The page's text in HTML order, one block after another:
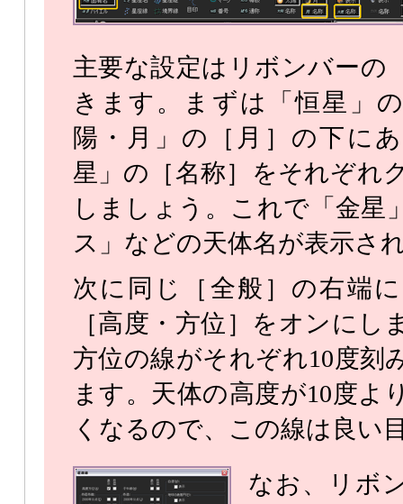
主要な設定はリボンバーの
きます。まずは「恒星」
陽・月」の［月］の下に
星」の［名称］をそれぞれ
しましょう。これで「金星
ス」などの天体名が表示さ
次に同じ［全般］の右端
［高度・方位］をオンにし
方位の線がそれぞれ10度刻
ます。天体の高度が10度よ
くなるので、この線は良い
なお、リボ